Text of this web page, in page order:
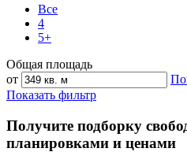
Все
4
5+
Общая площадь
от
Показать фильтр
Получите подборку
планировками и ценами